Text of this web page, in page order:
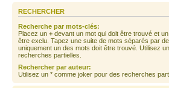
RECHERCHER
Recherche par mots-clés:
Placez un + devant un mot qui doit être trouvé et un
être exclu. Tapez une suite de mots séparés par
uniquement un des mots doit être trouvé. Utilisez
recherches partielles.
Rechercher par auteur:
Utilisez un * comme joker pour des recherches